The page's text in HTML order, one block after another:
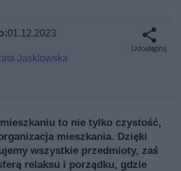
01.12.2023
Jasklowska
Udostępnij
to nie tylko czystość,
mieszkania. Dzięki
wszystkie przedmioty, zaś
relaksu i porządku, gdzie